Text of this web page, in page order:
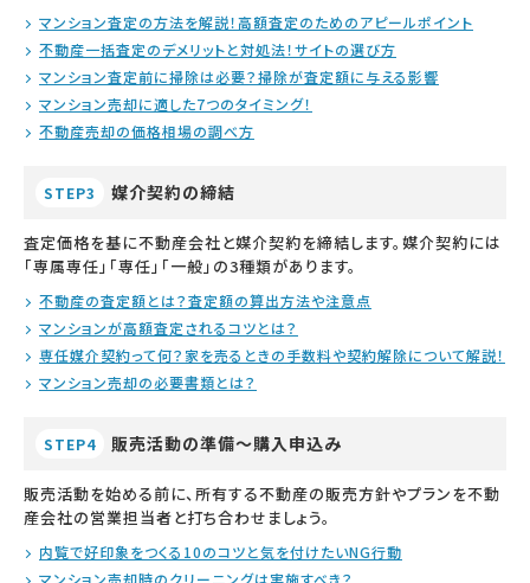
マンション査定の方法を解説！高額査定のためのアピールポイント
不動産一括査定のデメリットと対処法！サイトの選び方
マンション査定前に掃除は必要？掃除が査定額に与える影響
マンション売却に適した7つのタイミング！
不動産売却の価格相場の調べ方
STEP3 媒介契約の締結
査定価格を基に不動産会社と媒介契約を締結します。媒介契約には
「専属専任」「専任」「一般」の3種類があります。
不動産の査定額とは？査定額の算出方法や注意点
マンションが高額査定されるコツとは？
専任媒介契約って何？家を売るときの手数料や契約解除について解説！
マンション売却の必要書類とは？
STEP4 販売活動の準備～購入申込み
販売活動を始める前に、所有する不動産の販売方針やプランを不動
産会社の営業担当者と打ち合わせましょう。
内覧で好印象をつくる10のコツと気を付けたいNG行動
マンション売却時のクリーニングは実施すべき？